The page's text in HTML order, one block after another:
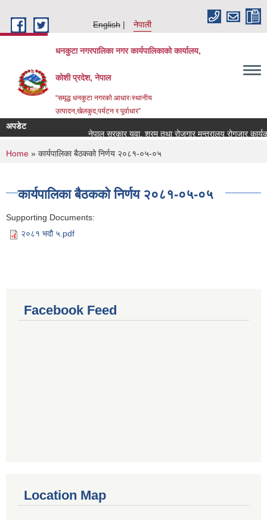
English
नेपाली
धनकुटा नगरपालिका नगर कार्यपालिकाको कार्यालय,
कोशी प्रदेश, नेपाल
“समृद्ध धनकुटा नगरको आधारःस्थानीय
उत्पादन,खेलकुद,पर्यटन र पूर्वाधार”
अपडेट
नेपाल सरकार युवा, श्रम तथा रोजगार मन्त्रालय रोगजार
You are here
Home » कार्यपालिका बैठकको निर्णय २०८१-०५-०५
कार्यपालिका बैठकको निर्णय २०८१-०५-०५
Supporting Documents:
२०८१ भदौ ५.pdf
Facebook Feed
Location Map